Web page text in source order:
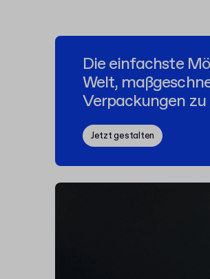
Die einfachste
Welt,
Verpackungen
Jetzt gestalten